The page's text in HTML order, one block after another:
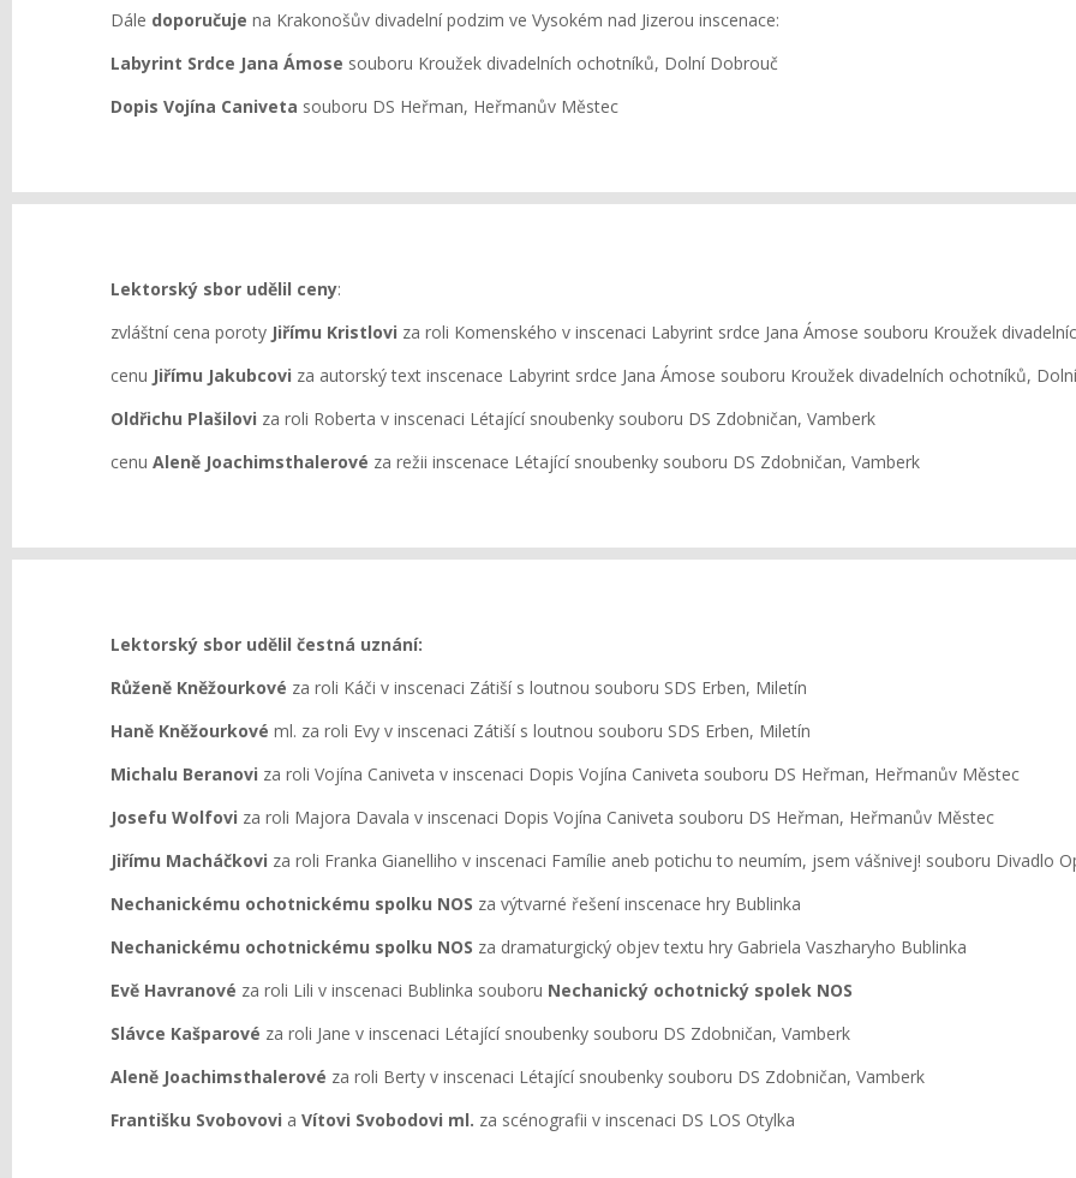
Dále doporučuje na Krakonošův divadelní podzim ve Vysokém nad Jizerou inscenace:
Labyrint Srdce Jana Ámose souboru Kroužek divadelních ochotníků, Dolní Dobrouč
Dopis Vojína Caniveta souboru DS Heřman, Heřmanův Městec
Lektorský sbor udělil ceny:
zvláštní cena poroty Jiřímu Kristlovi za roli Komenského v inscenaci Labyrint srdce Jana Ámose souboru Kroužek
cenu Jiřímu Jakubcovi za autorský text inscenace Labyrint srdce Jana Ámose souboru Kroužek divadelních ochotníků,
Oldřichu Plašilovi za roli Roberta v inscenaci Létající snoubenky souboru DS Zdobničan, Vamberk
cenu Aleně Joachimsthalerové za režii inscenace Létající snoubenky souboru DS Zdobničan, Vamberk
Lektorský sbor udělil čestná uznání:
Růženě Kněžourkové za roli Káči v inscenaci Zátiší s loutnou souboru SDS Erben, Miletín
Haně Kněžourkové ml. za roli Evy v inscenaci Zátiší s loutnou souboru SDS Erben, Miletín
Michalu Beranovi za roli Vojína Caniveta v inscenaci Dopis Vojína Caniveta souboru DS Heřman, Heřmanův Městec
Josefu Wolfovi za roli Majora Davala v inscenaci Dopis Vojína Caniveta souboru DS Heřman, Heřmanův Městec
Jiřímu Macháčkovi za roli Franka Gianelliho v inscenaci Famílie aneb potichu to neumím, jsem vášnivej! souboru Divadlo
Nechanickému ochotnickému spolku NOS za výtvarné řešení inscenace hry Bublinka
Nechanickému ochotnickému spolku NOS za dramaturgický objev textu hry Gabriela Vaszharyho Bublinka
Evě Havranové za roli Lili v inscenaci Bublinka souboru Nechanický ochotnický spolek NOS
Slávce Kašparové za roli Jane v inscenaci Létající snoubenky souboru DS Zdobničan, Vamberk
Aleně Joachimsthalerové za roli Berty v inscenaci Létající snoubenky souboru DS Zdobničan, Vamberk
Františku Svobovovi a Vítovi Svobodovi ml. za scénografii v inscenaci DS LOS Otylka